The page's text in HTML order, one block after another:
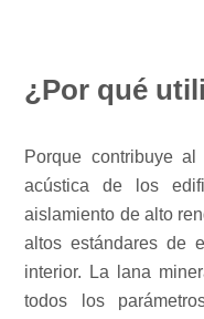
¿Por qué
Porque contribuye
acústica de los
aislamiento de alto
altos estándares de
interior. La lana
todos los